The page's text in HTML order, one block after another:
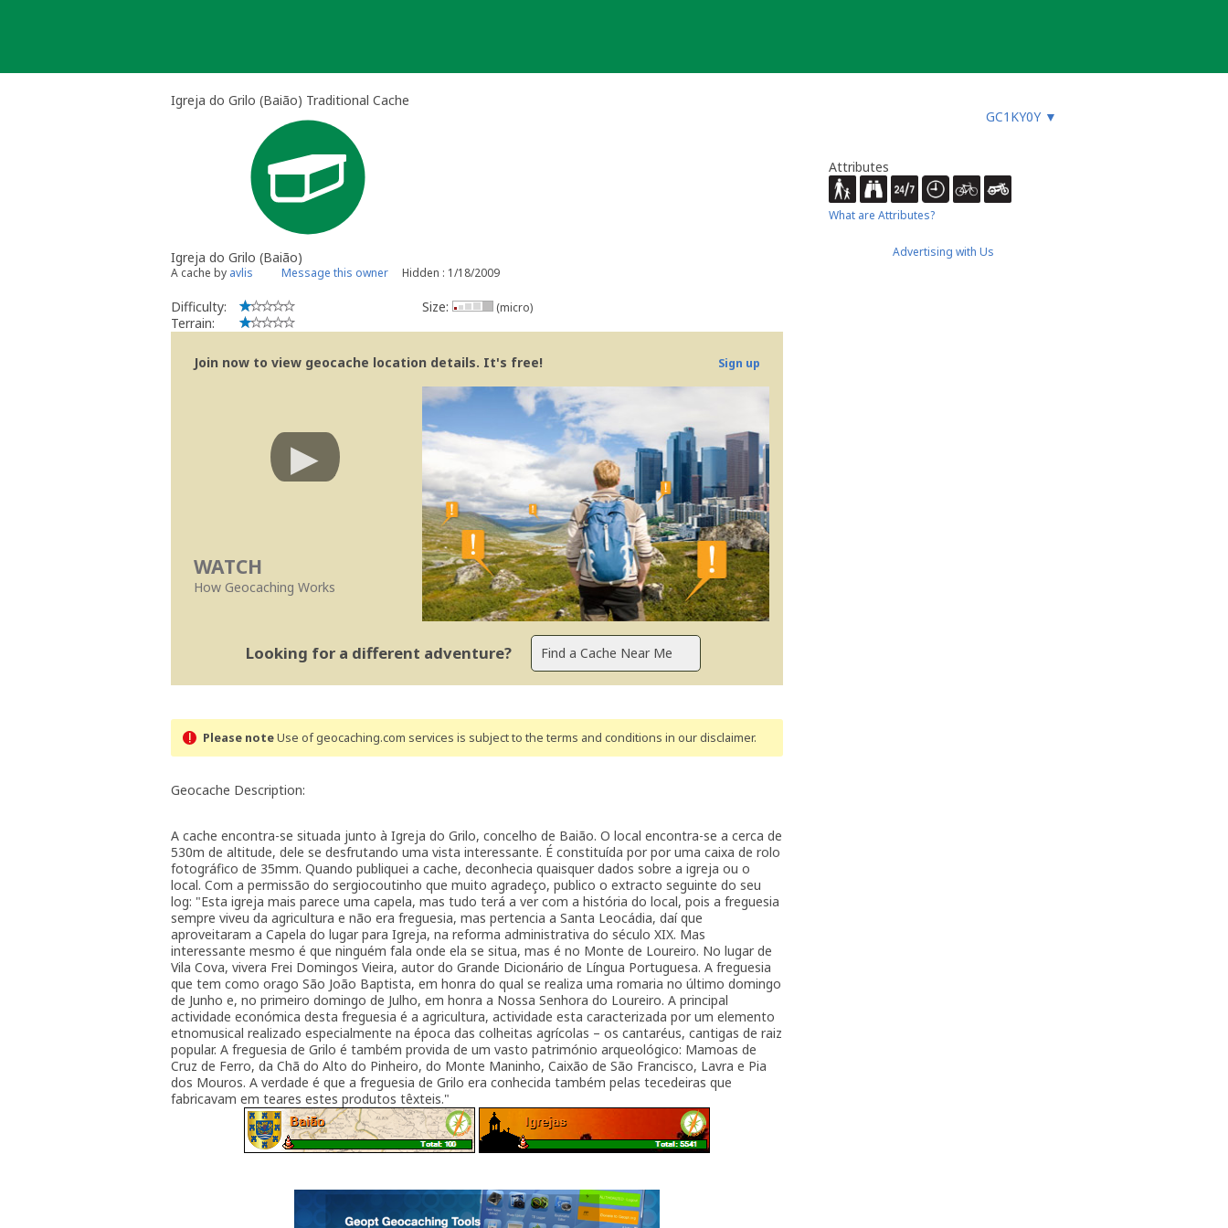
Igreja do Grilo (Baião) Traditional Cache
GC1KY0Y ▼
Igreja do Grilo (Baião)
A cache by avlis Message this owner Hidden : 1/18/2009
Difficulty:
Terrain:
Size: (micro)
Join now to view geocache location details. It's free! Sign up
WATCH
How Geocaching Works
Looking for a different adventure?
Please noteUse of geocaching.com services is subject to the terms and conditions in our disclaimer.
Geocache Description:
A cache encontra-se situada junto à Igreja do Grilo, concelho de Baião. O local encontra-se a cerca de
530m de altitude, dele se desfrutando uma vista interessante. É constituída por por uma caixa de rolo
fotográfico de 35mm. Quando publiquei a cache, deconhecia quaisquer dados sobre a igreja ou o
local. Com a permissão do sergiocoutinho que muito agradeço, publico o extracto seguinte do seu
log: "Esta igreja mais parece uma capela, mas tudo terá a ver com a história do local, pois a freguesia
sempre viveu da agricultura e não era freguesia, mas pertencia a Santa Leocádia, daí que
aproveitaram a Capela do lugar para Igreja, na reforma administrativa do século XIX. Mas
interessante mesmo é que ninguém fala onde ela se situa, mas é no Monte de Loureiro. No lugar de
Vila Cova, vivera Frei Domingos Vieira, autor do Grande Dicionário de Língua Portuguesa. A freguesia
que tem como orago São João Baptista, em honra do qual se realiza uma romaria no último domingo
de Junho e, no primeiro domingo de Julho, em honra a Nossa Senhora do Loureiro. A principal
actividade económica desta freguesia é a agricultura, actividade esta caracterizada por um elemento
etnomusical realizado especialmente na época das colheitas agrícolas – os cantaréus, cantigas de raiz
popular. A freguesia de Grilo é também provida de um vasto património arqueológico: Mamoas de
Cruz de Ferro, da Chã do Alto do Pinheiro, do Monte Maninho, Caixão de São Francisco, Lavra e Pia
dos Mouros. A verdade é que a freguesia de Grilo era conhecida também pelas tecedeiras que
fabricavam em teares estes produtos têxteis."
Attributes
What are Attributes?
Advertising with Us